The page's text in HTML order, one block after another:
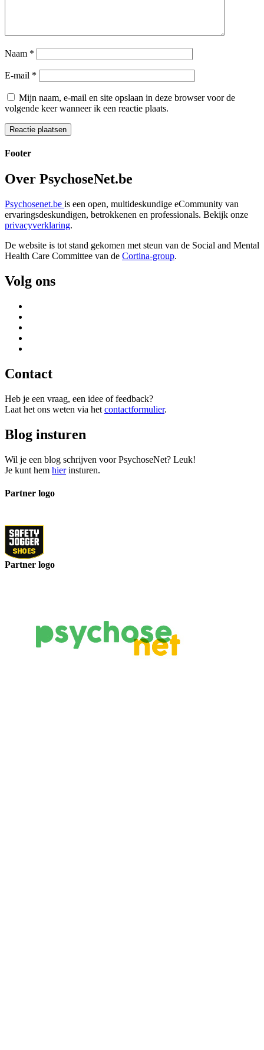
Naam *
E-mail *
Mijn naam, e-mail en site opslaan in deze browser voor de
volgende keer wanneer ik een reactie plaats.
Footer
Over PsychoseNet.be
Psychosenet.be is een open, multideskundige eCommunity van
ervaringsdeskundigen, betrokkenen en professionals. Bekijk onze
privacyverklaring.
De website is tot stand gekomen met steun van de Social and Mental
Health Care Committee van de Cortina-group.
Volg ons
Contact
Heb je een vraag, een idee of feedback?
Laat het ons weten via het contactformulier.
Blog insturen
Wil je een blog schrijven voor PsychoseNet? Leuk!
Je kunt hem hierinsturen.
Partner logo
Partner logo